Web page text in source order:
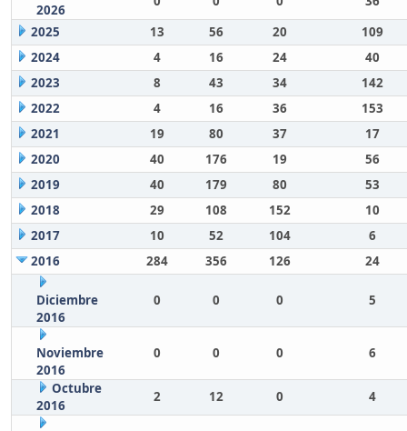
2026
2025
13 56 20
109
2024
4 16 24
40
2023
8 43 34
142
2022
4 16 36
153
2021
19 80 37
17
2020
40 176 19
56
2019
40 179 80
53
2018
29 108 152
10
2017
10 52 104
6
2016
284 356 126 24
Diciembre
2016
0 0 0 5
Noviembre
2016
0 0 0 6
Octubre
2016
2 12 0 4